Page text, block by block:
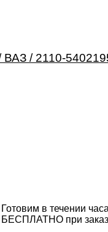
ВАЗ / 2110-
в течении
при